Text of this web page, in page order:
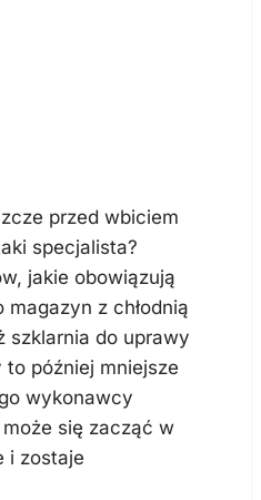
przed wbiciem
specjalista?
jakie obowiązują
z chłodnią
szklarnia do uprawy
to później mniejsze
wykonawcy
się zacząć w
i zostaje